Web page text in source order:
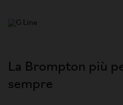
La Brompton più
sempre